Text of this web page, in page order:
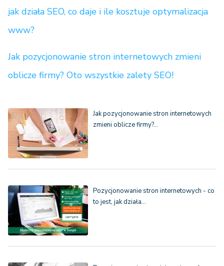
jak działa SEO, co daje i ile kosztuje optymalizacja
www?
Jak pozycjonowanie stron internetowych zmieni
oblicze firmy? Oto wszystkie zalety SEO!
Jak pozycjonowanie stron internetowych
zmieni oblicze firmy?…
Pozycjonowanie stron internetowych - co
to jest, jak działa…